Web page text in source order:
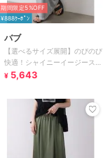
期間限定5%OFF
¥888ｸｰﾎﾟﾝ
バブ
【選べるサイズ展開】のびのび
快適！シャイニーイージースカ
ート
¥ 5,643